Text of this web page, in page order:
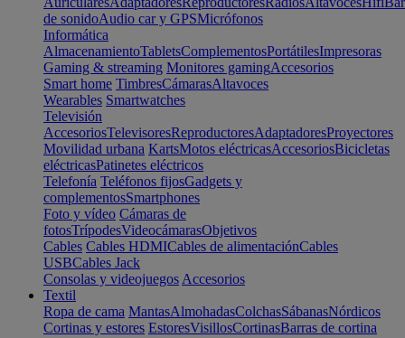
de sonidoAudio car y GPSMicrófonos
Informática
AlmacenamientoTabletsComplementosPortátilesImpresoras
Gaming & streaming Monitores gamingAccesorios
Smart home TimbresCámarasAltavoces
Wearables Smartwatches
Televisión
AccesoriosTelevisoresReproductoresAdaptadoresProyectores
Movilidad urbana KartsMotos eléctricasAccesoriosBicicletas
eléctricasPatinetes eléctricos
Telefonía Teléfonos fijosGadgets y
complementosSmartphones
Foto y vídeo Cámaras de
fotosTrípodesVideocámarasObjetivos
Cables Cables HDMICables de alimentaciónCables
USBCables Jack
Consolas y videojuegos Accesorios
Textil
Ropa de cama MantasAlmohadasColchasSábanasNórdicos
Cortinas y estores EstoresVisillosCortinasBarras de cortina